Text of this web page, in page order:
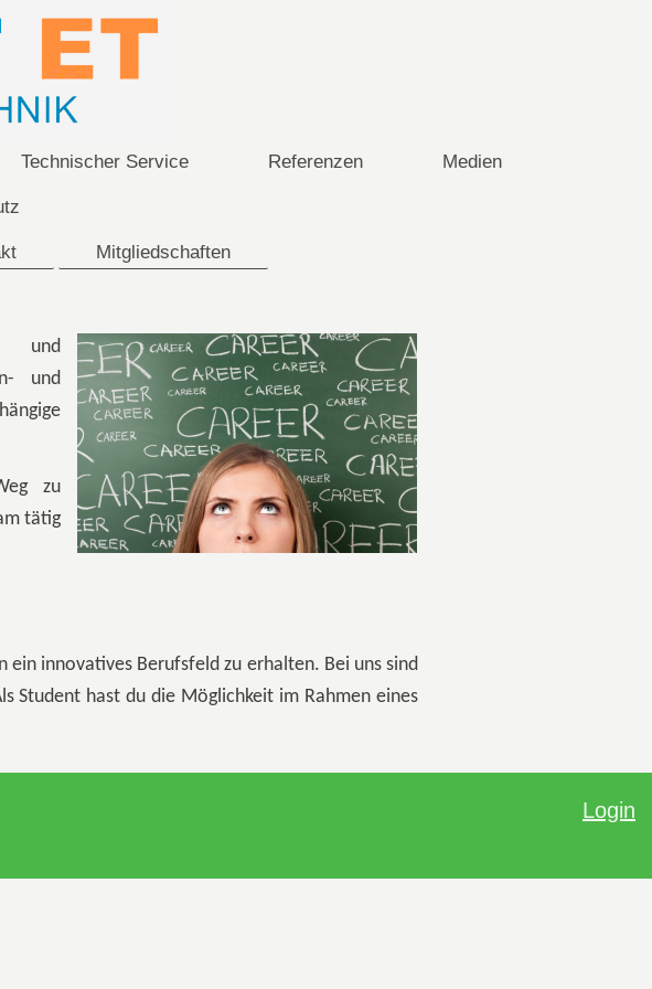
Technischer Service Referenzen Medien
Mitgliedschaften
und
und
zu
tätig
innovatives Berufsfeld zu erhalten. Bei uns sind
Student hast du die Möglichkeit im Rahmen eines
Login